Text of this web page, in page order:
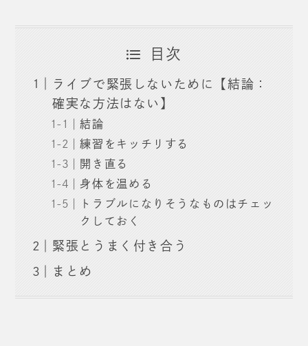
目次
ライブで緊張しないために【結論：
確実な方法はない】
結論
練習をキッチリする
開き直る
身体を温める
トラブルになりそうなものはチェッ
クしておく
緊張とうまく付き合う
まとめ